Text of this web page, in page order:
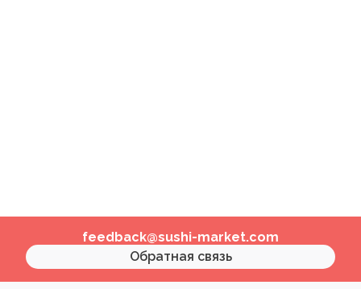
feedback@sushi-market.com
Обратная связь